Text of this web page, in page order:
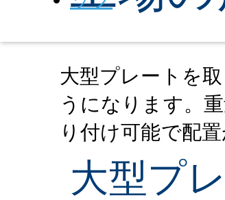
大型プレートを
うになります。
り付け可能で配
大型プ